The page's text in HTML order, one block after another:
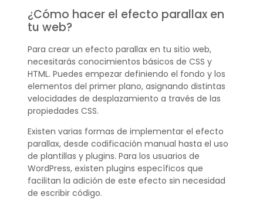
¿Cómo hacer el efecto parallax en
tu web?
Para crear un efecto parallax en tu sitio web,
necesitarás conocimientos básicos de CSS y
HTML. Puedes empezar definiendo el fondo y los
elementos del primer plano, asignando distintas
velocidades de desplazamiento a través de las
propiedades CSS.
Existen varias formas de implementar el efecto
parallax, desde codificación manual hasta el uso
de plantillas y plugins. Para los usuarios de
WordPress, existen plugins específicos que
facilitan la adición de este efecto sin necesidad
de escribir código.